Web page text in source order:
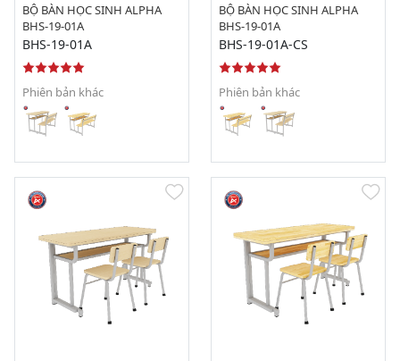
BỘ BÀN HỌC SINH ALPHA
BHS-19-01A
BHS-19-01A
Phiên bản khác
BỘ BÀN HỌC SINH ALPHA
BHS-19-01A
BHS-19-01A-CS
Phiên bản khác